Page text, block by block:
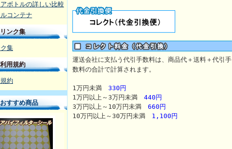
ボトルの詳しい比較
コンテナ
リンク集
集
利用規約
約
おすすめ商品
運送会社に支払う代引手数料は、商品代＋送料＋代引手
数料の合計で計算されます。
1万円未満 330円
1万円以上～3万円未満 440円
3万円以上～10万円未満 660円
10万円以上～30万円未満 1,100円